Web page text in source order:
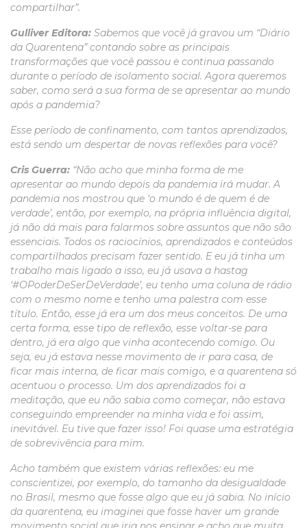
compartilhar”.
Gulliver Editora: Sabemos que você já gravou um “Diário
da Quarentena” contando sobre as principais
transformações que você passou e continua passando
durante o período de isolamento social. Agora queremos
saber, como será a sua forma de se apresentar ao mundo
após a pandemia?
Esse período de confinamento, com tantos aprendizados,
está sendo um despertar de novas reflexões para você?
Cris Guerra: “Não acho que minha forma de me
apresentar ao mundo depois da pandemia irá mudar. A
pandemia nos mostrou que ‘o mundo é de quem é de
verdade’, então, por exemplo, na própria influência digital,
já não dá mais para falarmos sobre assuntos que não são
essenciais. Todos os raciocínios, aprendizados e conteúdos
compartilhados precisam fazer sentido. E eu já tinha um
trabalho mais ligado a isso, eu já usava a hastag
‘#OPoderDeSerDeVerdade’, eu tenho uma coluna de rádio
com o mesmo nome e tenho uma palestra com esse
título. Então, esse já era um dos meus conceitos. De uma
certa forma, esse tipo de reflexão, esse voltar-se para
dentro, já era algo que vinha acontecendo comigo. Ou
seja, eu já estava nesse movimento de ir para casa, de
ficar mais interna, de ficar mais comigo, e a quarentena só
acentuou o processo. Um dos aprendizados foi a
meditação, que eu não sabia como começar, não estava
conseguindo empreender na minha vida e foi assim,
inevitável. Eu tive que fazer isso! Foi quase uma estratégia
de sobrevivência para mim.
Acho também que existem várias reflexões: eu me
conscientizei, por exemplo, do tamanho da desigualdade
no Brasil, mesmo que fosse algo que eu já sabia. No início
da quarentena, eu imaginei que fosse haver um grande